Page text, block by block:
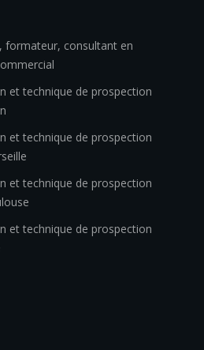
formateur, consultant en
et technique de prospection
et technique de prospection
et technique de prospection
et technique de prospection